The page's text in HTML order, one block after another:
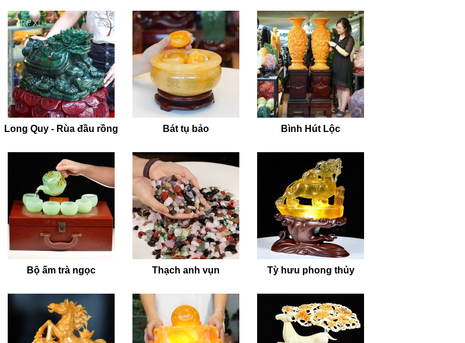
Long Quy - Rùa đầu rồng Bát tụ bảo Bình Hút Lộc
Bộ ấm trà ngọc Thạch anh vụn Tỳ hưu phong thủy